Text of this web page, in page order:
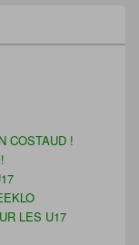
COSTAUD !
LES U17